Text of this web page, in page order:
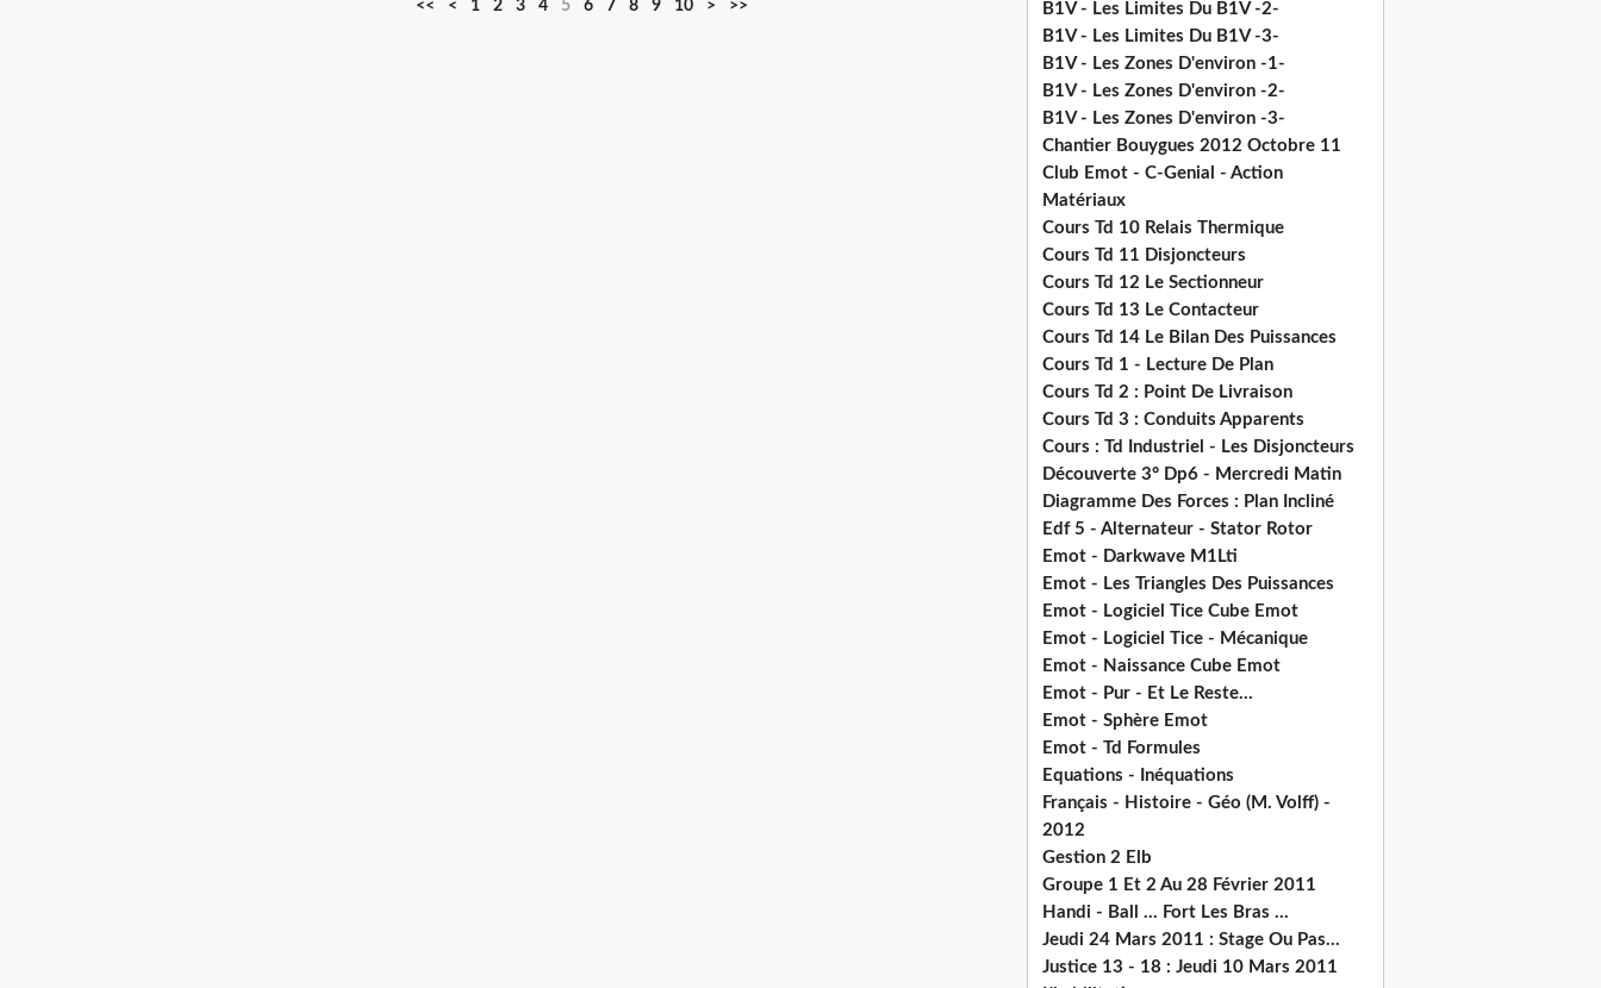
<< < 1 2 3 4 5 6 7 8 9 10 > >>
B1V - Les Limites Du B1V -2-
B1V - Les Limites Du B1V -3-
B1V - Les Zones D'environ -1-
B1V - Les Zones D'environ -2-
B1V - Les Zones D'environ -3-
Chantier Bouygues 2012 Octobre 11
Club Emot - C-Genial - Action
Matériaux
Cours Td 10 Relais Thermique
Cours Td 11 Disjoncteurs
Cours Td 12 Le Sectionneur
Cours Td 13 Le Contacteur
Cours Td 14 Le Bilan Des Puissances
Cours Td 1 - Lecture De Plan
Cours Td 2 : Point De Livraison
Cours Td 3 : Conduits Apparents
Cours : Td Industriel - Les Disjoncteurs
Découverte 3° Dp6 - Mercredi Matin
Diagramme Des Forces : Plan Incliné
Edf 5 - Alternateur - Stator Rotor
Emot - Darkwave M1Lti
Emot - Les Triangles Des Puissances
Emot - Logiciel Tice Cube Emot
Emot - Logiciel Tice - Mécanique
Emot - Naissance Cube Emot
Emot - Pur - Et Le Reste...
Emot - Sphère Emot
Emot - Td Formules
Equations - Inéquations
Français - Histoire - Géo (M. Volff) -
2012
Gestion 2 Elb
Groupe 1 Et 2 Au 28 Février 2011
Handi - Ball ... Fort Les Bras ...
Jeudi 24 Mars 2011 : Stage Ou Pas...
Justice 13 - 18 : Jeudi 10 Mars 2011